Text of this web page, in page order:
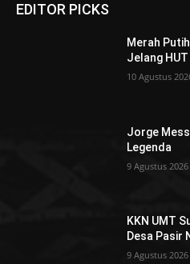
EDITOR PICKS
Merah
Jelang HUT
10 Agustus
Jorge
Legenda
9 Agustus 2026
KKN UMT
Desa Pasir
9 Agustus 2026